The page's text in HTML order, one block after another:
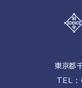
東京都
TEL :